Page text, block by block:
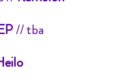
// tba